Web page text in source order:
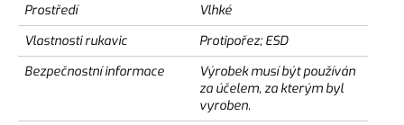
Prostředí
Vlhké
Vlastnosti rukavic
Protipořez; ESD
Bezpečnostní informace
Výrobek musí být používán
za účelem, za kterým byl
vyroben.